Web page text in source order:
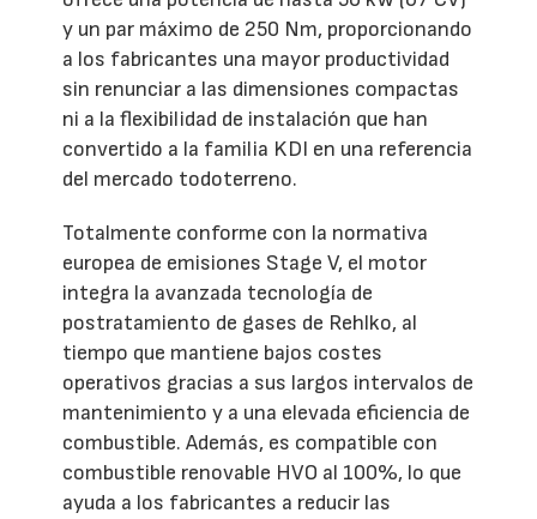
y un par máximo de 250 Nm, proporcionando
a los fabricantes una mayor productividad
sin renunciar a las dimensiones compactas
ni a la flexibilidad de instalación que han
convertido a la familia KDI en una referencia
del mercado todoterreno.
Totalmente conforme con la normativa
europea de emisiones Stage V, el motor
integra la avanzada tecnología de
postratamiento de gases de Rehlko, al
tiempo que mantiene bajos costes
operativos gracias a sus largos intervalos de
mantenimiento y a una elevada eficiencia de
combustible. Además, es compatible con
combustible renovable HVO al 100%, lo que
ayuda a los fabricantes a reducir las